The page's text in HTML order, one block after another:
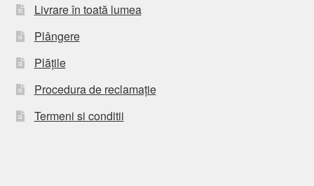
Livrare în toată lumea
Plângere
Plățile
Procedura de reclamație
Termeni si conditii